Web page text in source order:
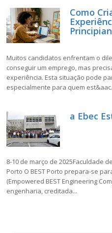
Como
Muitos candidatos enfrentam o
conseguir um emprego, mas
experiência. Esta situação pode
especialmente para quem
a Ebec
8-10 de março de 2025Faculdade
Porto O BEST Porto prepara-se
(Empowered BEST Engineering
engenharia, creditada...